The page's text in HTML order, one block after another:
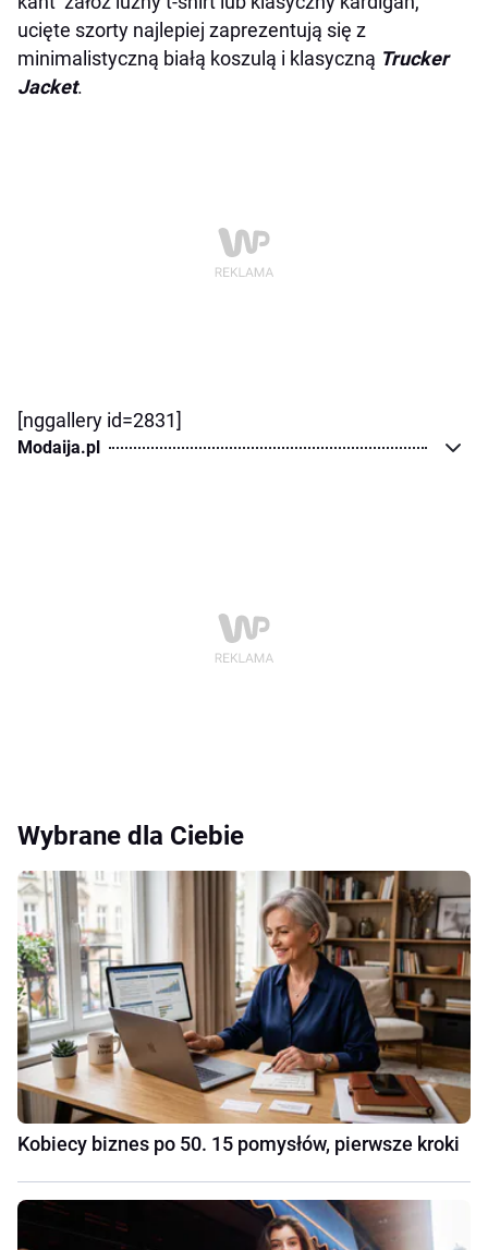
ucięte szorty najlepiej zaprezentują się z
minimalistyczną białą koszulą i klasyczną Trucker
Jacket.
[nggallery id=2831]
Modaija.pl
Wybrane dla Ciebie
Kobiecy biznes po 50. 15 pomysłów, pierwsze kroki